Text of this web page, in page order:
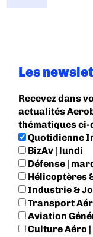
Les
Recevez dans
actualités
thématiques ci-
Quotidienne
BizAv | lundi
Défense |
Hélicoptères
Industrie &
Transport
Aviation
Culture Aéro